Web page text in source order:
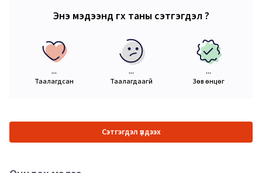
Энэ мэдээнд өгөх таны сэтгэгдэл ?
...
Таалагдсан
...
Таалагдаагүй
...
Зөв өнцөг
Сэтгэгдэл үлдээх